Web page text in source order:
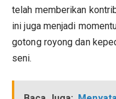
telah memberikan
ini juga menjadi
gotong royong dan
seni.